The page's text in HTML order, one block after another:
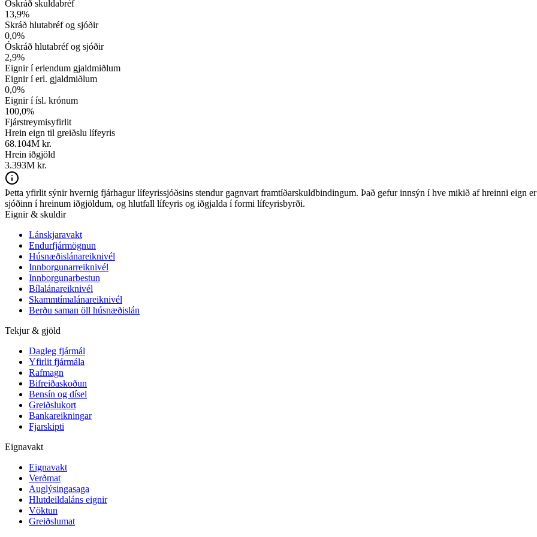
Óskráð skuldabréf
13,9%
Skráð hlutabréf og sjóðir
0,0%
Óskráð hlutabréf og sjóðir
2,9%
Eignir í erlendum gjaldmiðlum
Eignir í erl. gjaldmiðlum
0,0%
Eignir í ísl. krónum
100,0%
Fjárstreymisyfirlit
Hrein eign til greiðslu lífeyris
68.104M kr.
Hrein iðgjöld
3.393M kr.
Þetta yfirlit sýnir hvernig fjárhagur lífeyrissjóðsins stendur gagnvart framtíðarskuldbindingum. Það gefur innsýn í hve mikið af hreinni eign
sjóðinn í hreinum iðgjöldum, og hlutfall lífeyris og iðgjalda í formi lífeyrisbyrði.
Eignir & skuldir
Lánskjaravakt
Endurfjármögnun
Húsnæðislánareiknivél
Innborgunarreiknivél
Innborgunarbestun
Bílalánareiknivél
Skammtímalánareiknivél
Berðu saman öll húsnæðislán
Tekjur & gjöld
Dagleg fjármál
Yfirlit fjármála
Rafmagn
Bifreiðaskoðun
Bensín og dísel
Greiðslukort
Bankareikningar
Fjarskipti
Eignavakt
Eignavakt
Verðmat
Auglýsingasaga
Hlutdeildaláns eignir
Vöktun
Greiðslumat